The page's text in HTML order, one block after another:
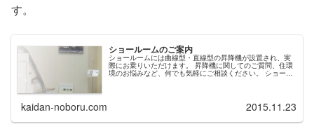
す。
ショールームのご案内
ショールームには曲線型・直線型の昇降機が設置され、実
際にお乗りいただけます。 昇降機に関してのご質問、住環
境のお悩みなど、何でも気軽にご相談ください。 ショール
ームへおいでの際は、お電話で見学ご希望日...
kaidan-noboru.com 2015.11.23